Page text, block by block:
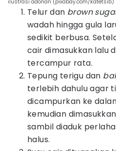
Telur dan brown
wadah hingga gula
sedikit berbusa.
cair dimasukkan lalu
tercampur rata.
Tepung terigu dan
terlebih dahulu agar
dicampurkan ke
kemudian
sambil diaduk
halus.